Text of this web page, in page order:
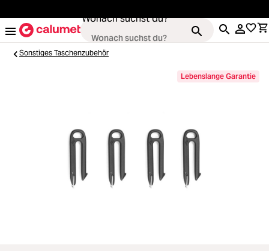
Wonach suchst du?
Objektive
Video & Drohnen
Sonstiges Taschenzubehör
Lebenslange Garantie